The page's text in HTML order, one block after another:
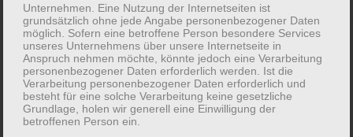
MAIN
NAVIGATION
SAMPLE PAGE
This is an example page. It’s different from a blog
Unternehmen. Eine Nutzung der Internetseiten ist
grundsätzlich ohne jede Angabe personenbezogener Daten
möglich. Sofern eine betroffene Person besondere Services
unseres Unternehmens über unsere Internetseite in
Anspruch nehmen möchte, könnte jedoch eine Verarbeitung
personenbezogener Daten erforderlich werden. Ist die
Verarbeitung personenbezogener Daten erforderlich und
besteht für eine solche Verarbeitung keine gesetzliche
Grundlage, holen wir generell eine Einwilligung der
betroffenen Person ein.